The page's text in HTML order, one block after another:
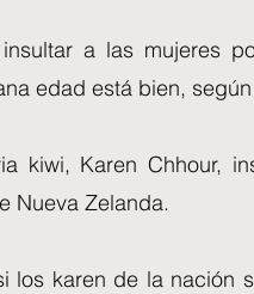
insultar a las mujeres
edad está bien,
kiwi, Karen Chhour,
Nueva Zelanda.
los karen de la nación